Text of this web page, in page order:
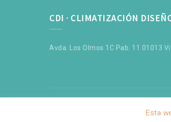
CDI · CLIMATIZACIÓN
Avda. Los Olmos 1C Pab. 11 01013
Esta